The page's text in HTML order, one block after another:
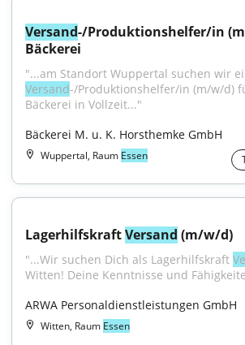
Versand-/Produktionshelfer/in
Bäckerei
Versand-/Produktionshelfer/in (m/w/d)
Bäckerei in Vollzeit..."
Bäckerei M. u. K. Horsthemke GmbH
Wuppertal, Raum Essen
Lagerhilfskraft Versand (m/w/d)
"...Wir suchen Dich als Lagerhilfskraft
Witten! Deine Kenntnisse und
ARWA Personaldienstleistungen GmbH
Witten, Raum Essen